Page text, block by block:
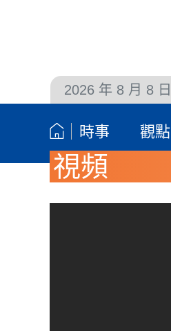
2026 年 8 月 8 日
時事 觀點
視頻